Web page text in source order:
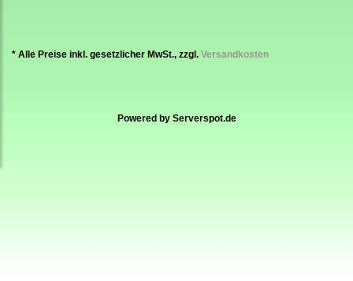
* Alle Preise inkl. gesetzlicher MwSt., zzgl. Versandkosten
Powered by Serverspot.de